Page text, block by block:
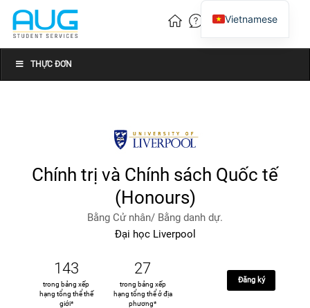
THỰC ĐƠN
Chính trị và Chính sách Quốc tế
(Honours)
Bằng Cử nhân/ Bằng danh dự.
Đại học Liverpool
143
trong bảng xếp
hạng tổng thể thế
giới*
27
trong bảng xếp
hạng tổng thể ở địa
phương*
Đăng ký
Vietnamese